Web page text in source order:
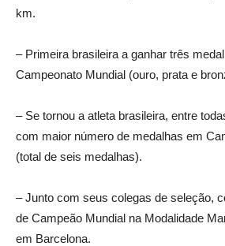
km.
– Primeira brasileira a ganhar três
Campeonato Mundial (ouro, prata e
– Se tornou a atleta brasileira, entre
com maior número de medalhas em
(total de seis medalhas).
– Junto com seus colegas de seleção,
de Campeão Mundial na Modalidade
em Barcelona.